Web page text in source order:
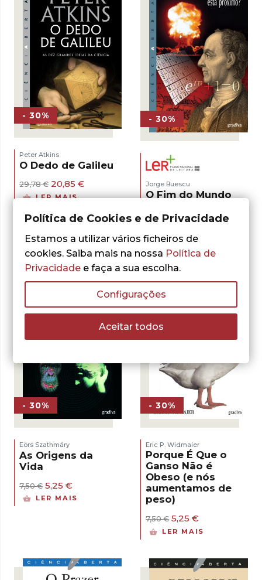
- 30%
Peter Atkins
O Dedo de Galileu
29,78€ O
preço
era:
29,78 €.
20,85 €
preço
é:
20,85 €.
LER MAIS
- 30%
Jorge Buescu
O Fim do Mundo
13,12€
O
preço
original
era:
13,12 €.
9,18€O
atual
é:
LER MAIS
- 30%
Eörs Szathmáry
As Origens da
Vida
7,50€ O
preço
5,25 €
preço
LER MAIS
- 30%
Eric P. Widmaier
Porque É Que o
Ganso Não é
Obeso (e nós
aumentamos de
peso)
7,50€ O
preço
original
7,50 €.
5,25 €
preço
atual
5,25 €.
LER MAIS
Política de Cookies e de Privacidade
Estamos a utilizar vários ficheiros de
cookies. Saiba mais na nossa Política de
Privacidade e faça a sua escolha.
Configurações
Aceitar todos